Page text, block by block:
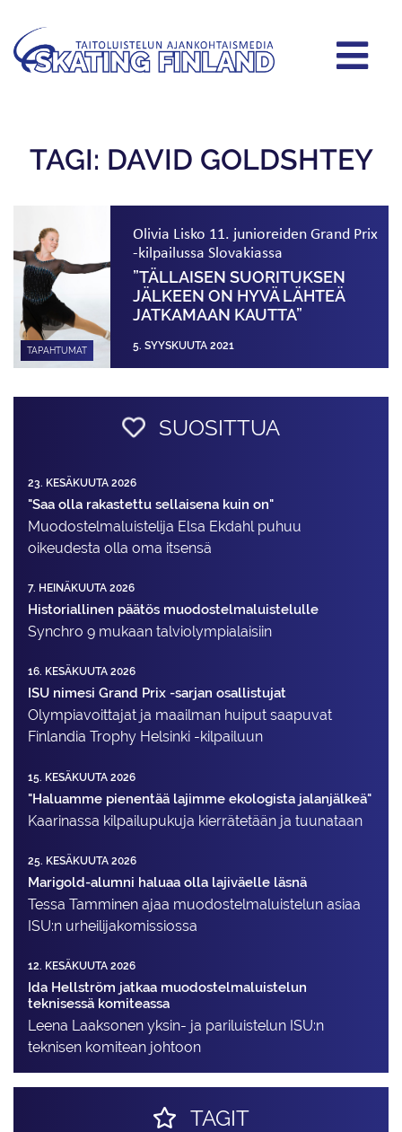
TAGI: DAVID GOLDSHTEY
TAPAHTUMAT
Olivia Lisko 11. junioreiden Grand Prix
-kilpailussa Slovakiassa
”TÄLLAISEN SUORITUKSEN
JÄLKEEN ON HYVÄ LÄHTEÄ
JATKAMAAN KAUTTA”
5. SYYSKUUTA 2021
SUOSITTUA
23. KESÄKUUTA 2026
"Saa olla rakastettu sellaisena kuin on"
Muodostelma­luistelija Elsa Ekdahl puhuu
oikeudesta olla oma itsensä
7. HEINÄKUUTA 2026
Historiallinen päätös muodostelmaluistelulle
Synchro 9 mukaan talviolympialaisiin
16. KESÄKUUTA 2026
ISU nimesi Grand Prix -sarjan osallistujat
Olympiavoittajat ja maailman huiput saapuvat
Finlandia Trophy Helsinki -kilpailuun
15. KESÄKUUTA 2026
"Haluamme pienentää lajimme ekologista jalanjälkeä"
Kaarinassa kilpailupukuja kierrätetään ja tuunataan
25. KESÄKUUTA 2026
Marigold-alumni haluaa olla lajiväelle läsnä
Tessa Tamminen ajaa muodostelma­luistelun asiaa
ISU:n urheilija­komissiossa
12. KESÄKUUTA 2026
Ida Hellström jatkaa muodostelmaluistelun
teknisessä komiteassa
Leena Laaksonen yksin- ja pariluistelun ISU:n
teknisen komitean johtoon
TAGIT